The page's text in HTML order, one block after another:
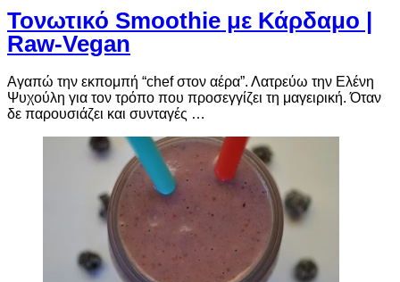
Τονωτικό Smoothie με Κάρδαμο |
Raw-Vegan
Αγαπώ την εκπομπή “chef στον αέρα”. Λατρεύω την Ελένη
Ψυχούλη για τον τρόπο που προσεγγίζει τη μαγειρική. Όταν
δε παρουσιάζει και συνταγές …